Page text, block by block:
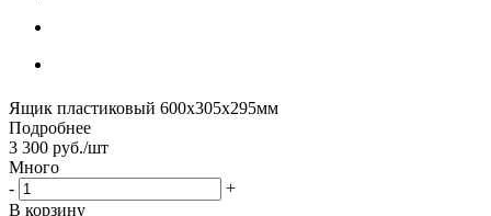
Ящик пластиковый 600x305x295мм
Подробнее
3 300 руб./шт
Много
-
+
В корзину